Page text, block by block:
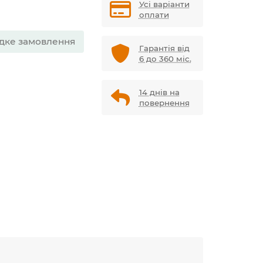
замовлення
Усі варіанти
оплати
Гарантія від
6 до 360 міс.
14 днів на
повернення